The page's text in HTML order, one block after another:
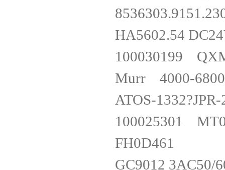
HA5602.54
100030199
Murr 4000-
ATOS-
100025301
FH0D461
GC9012